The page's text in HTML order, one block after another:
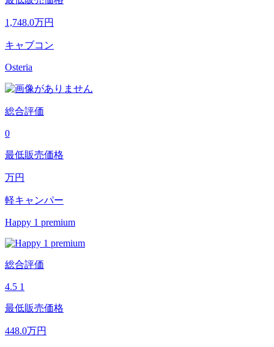
1,748.0万円
キャブコン
Osteria
総合評価
0
最低販売価格
万円
軽キャンパー
Happy 1 premium
総合評価
4.5 1
最低販売価格
448.0万円